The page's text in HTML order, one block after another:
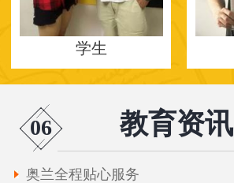
学生
06 教育资讯
奥兰全程贴心服务